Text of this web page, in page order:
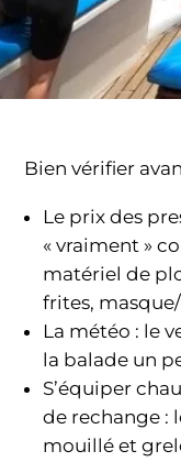
Bien vérifier
Le prix des
« vraiment »
matériel de
frites,
La météo : le
la balade un
S’équiper
de rechange :
mouillé et